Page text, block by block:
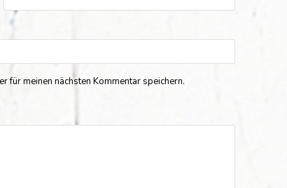
für meinen nächsten Kommentar speichern.